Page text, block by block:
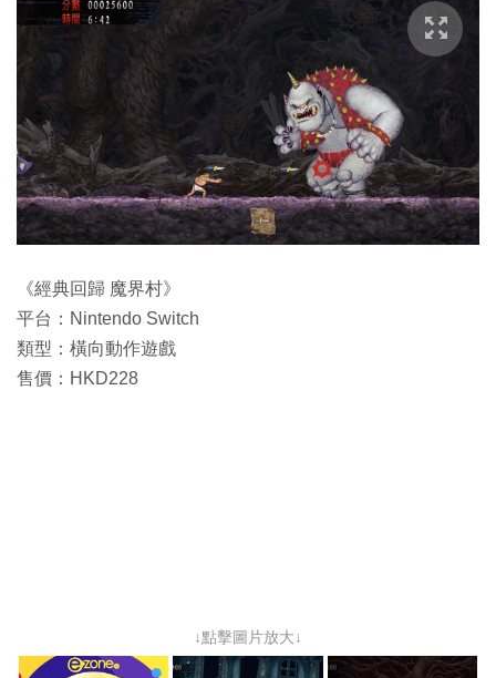
《經典回歸 魔界村》
平台：Nintendo Switch
類型：橫向動作遊戲
售價：HKD228
↓點擊圖片放大↓